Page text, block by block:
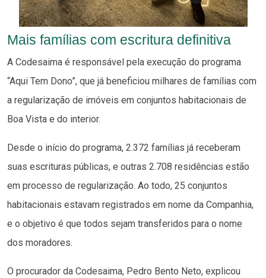
Mais famílias com escritura definitiva
A Codesaima é responsável pela execução do programa
“Aqui Tem Dono”, que já beneficiou milhares de famílias com
a regularização de imóveis em conjuntos habitacionais de
Boa Vista e do interior.
Desde o início do programa, 2.372 famílias já receberam
suas escrituras públicas, e outras 2.708 residências estão
em processo de regularização. Ao todo, 25 conjuntos
habitacionais estavam registrados em nome da Companhia,
e o objetivo é que todos sejam transferidos para o nome
dos moradores.
O procurador da Codesaima, Pedro Bento Neto, explicou